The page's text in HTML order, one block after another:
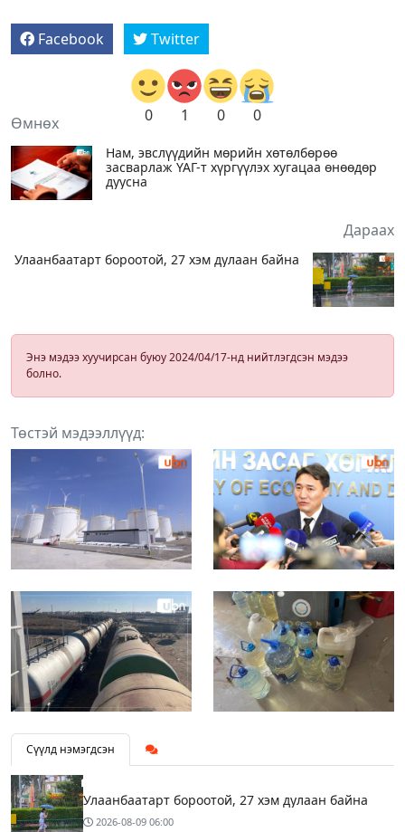
Facebook Twitter
0 1 0 0
Өмнөх
Нам, эвслүүдийн мөрийн хөтөлбөрөө
засварлаж ҮАГ-т хүргүүлэх хугацаа өнөөдөр
дуусна
Дараах
Улаанбаатарт бороотой, 27 хэм дулаан байна
Энэ мэдээ хуучирсан буюу 2024/04/17-нд нийтлэгдсэн мэдээ
болно.
Төстэй мэдээллүүд:
Сүүлд нэмэгдсэн
Улаанбаатарт бороотой, 27 хэм дулаан байна
2026-08-09 06:00